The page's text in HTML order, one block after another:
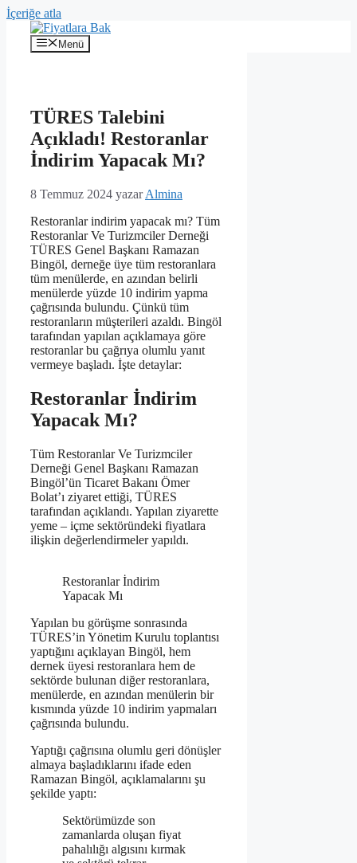
İçeriğe atla
Menü
TÜRES Talebini
Açıkladı! Restoranlar
İndirim Yapacak Mı?
8 Temmuz 2024 yazarAlmina
Restoranlar indirim yapacak mı? Tüm
Restoranlar Ve Turizmciler Derneği
TÜRES Genel Başkanı Ramazan
Bingöl, derneğe üye tüm restoranlara
tüm menülerde, en azından belirli
menülerde yüzde 10 indirim yapma
çağrısında bulundu. Çünkü tüm
restoranların müşterileri azaldı. Bingöl
tarafından yapılan açıklamaya göre
restoranlar bu çağrıya olumlu yanıt
vermeye başladı. İşte detaylar:
Restoranlar İndirim
Yapacak Mı?
Tüm Restoranlar Ve Turizmciler
Derneği Genel Başkanı Ramazan
Bingöl’ün Ticaret Bakanı Ömer
Bolat’ı ziyaret ettiği, TÜRES
tarafından açıklandı. Yapılan ziyarette
yeme – içme sektöründeki fiyatlara
ilişkin değerlendirmeler yapıldı.
Restoranlar İndirim
Yapacak Mı
Yapılan bu görüşme sonrasında
TÜRES’in Yönetim Kurulu toplantısı
yaptığını açıklayan Bingöl, hem
dernek üyesi restoranlara hem de
sektörde bulunan diğer restoranlara,
menülerde, en azından menülerin bir
kısmında yüzde 10 indirim yapmaları
çağrısında bulundu.
Yaptığı çağrısına olumlu geri dönüşler
almaya başladıklarını ifade eden
Ramazan Bingöl, açıklamalarını şu
şekilde yaptı:
Sektörümüzde son
zamanlarda oluşan fiyat
pahalılığı algısını kırmak